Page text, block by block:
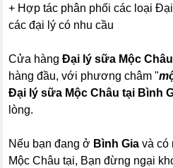
+ Hợp tác phân phối các loại
các đại lý có nhu cầu
Cửa hàngĐại lý sữa Mộc
hàng đầu, với phương châm "
Đại lý sữa Mộc Châu tại Bình
lòng.
Nếu bạn đang ở Bình Gia và có
Mộc Châu tại, Bạn đừng ngại